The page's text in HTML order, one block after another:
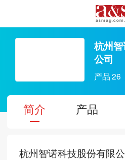
杭州
公司
产品26
简介 产品
杭州智诺科技股份有限